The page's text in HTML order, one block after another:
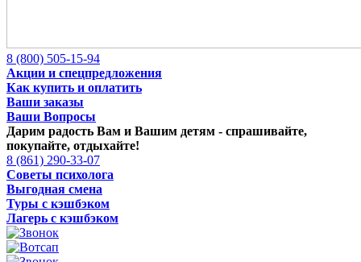
8 (800) 505-15-94
Акции и спецпредложения
Как купить и оплатить
Ваши заказы
Ваши Вопросы
Дарим радость Вам и Вашим детям - спрашивайте,
покупайте, отдыхайте!
8 (861) 290-33-07
Советы психолога
Выгодная смена
Туры с кэшбэком
Лагерь с кэшбэком